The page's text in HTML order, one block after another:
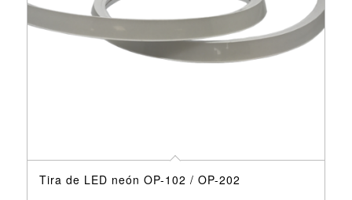
Tira de LED neón OP-102 / OP-202